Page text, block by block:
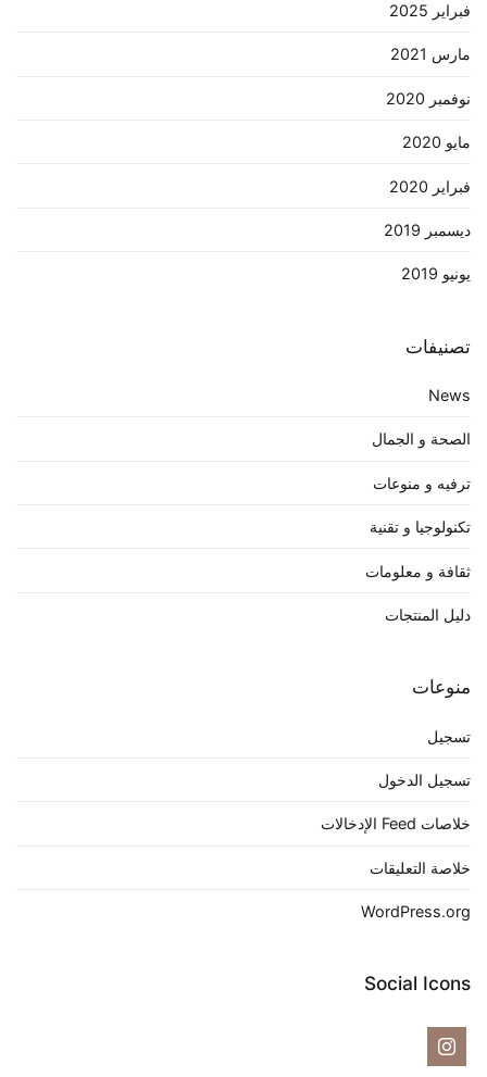
فبراير 2025
مارس 2021
نوفمبر 2020
مايو 2020
فبراير 2020
ديسمبر 2019
يونيو 2019
تصنيفات
News
الصحة و الجمال
ترفيه و منوعات
تكنولوجيا و تقنية
ثقافة و معلومات
دليل المنتجات
منوعات
تسجيل
تسجيل الدخول
خلاصات Feed الإدخالات
خلاصة التعليقات
WordPress.org
Social Icons